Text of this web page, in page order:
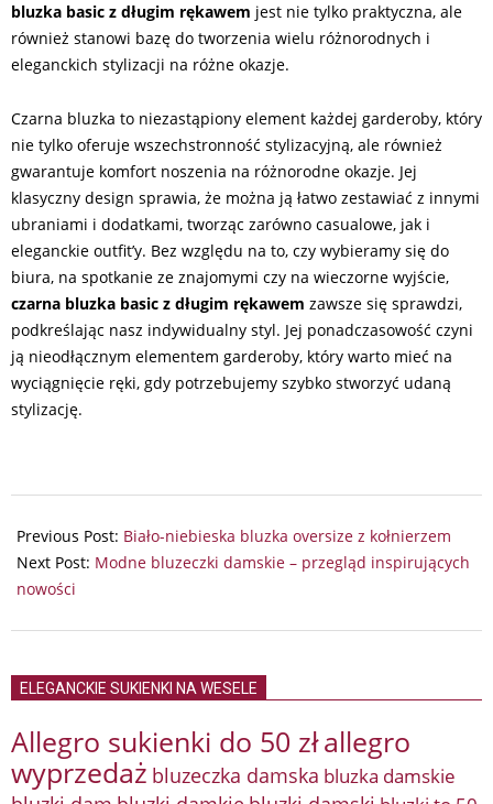
bluzka basic z długim rękawem jest nie tylko praktyczna, ale
również stanowi bazę do tworzenia wielu różnorodnych i
eleganckich stylizacji na różne okazje.
Czarna bluzka to niezastąpiony element każdej garderoby, który
nie tylko oferuje wszechstronność stylizacyjną, ale również
gwarantuje komfort noszenia na różnorodne okazje. Jej
klasyczny design sprawia, że można ją łatwo zestawiać z innymi
ubraniami i dodatkami, tworząc zarówno casualowe, jak i
eleganckie outfit’y. Bez względu na to, czy wybieramy się do
biura, na spotkanie ze znajomymi czy na wieczorne wyjście,
czarna bluzka basic z długim rękawem zawsze się sprawdzi,
podkreślając nasz indywidualny styl. Jej ponadczasowość czyni
ją nieodłącznym elementem garderoby, który warto mieć na
wyciągnięcie ręki, gdy potrzebujemy szybko stworzyć udaną
stylizację.
07-
02
Previous Post: Biało-niebieska bluzka oversize z kołnierzem
Next Post: Modne bluzeczki damskie – przegląd inspirujących
nowości
ELEGANCKIE SUKIENKI NA WESELE
Allegro sukienki do 50 złallegro
wyprzedaż bluzeczka damska bluzka damskie